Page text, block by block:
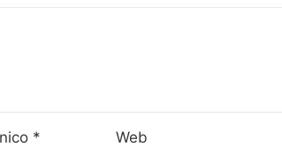
* Web